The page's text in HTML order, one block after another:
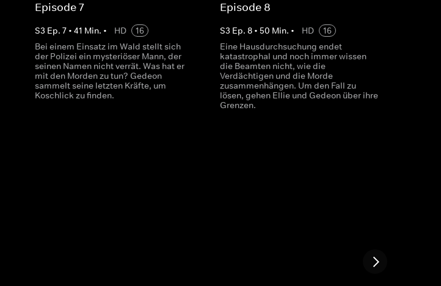
Episode 7
S3 Ep. 7• 41 Min. • HD
16
Bei einem Einsatz im Wald stellt sich
der Polizei ein mysteriöser Mann, der
seinen Namen nicht verrät. Was hat er
mit den Morden zu tun? Gedeon
sammelt seine letzten Kräfte, um
Koschlick zu finden.
Episode 8
S3 Ep. 8• 50 Min. • HD
16
Eine Hausdurchsuchung endet
katastrophal und noch immer wissen
die Beamten nicht, wie die
Verdächtigen und die Morde
zusammenhängen. Um den Fall zu
lösen, gehen Ellie und Gedeon über ihre
Grenzen.